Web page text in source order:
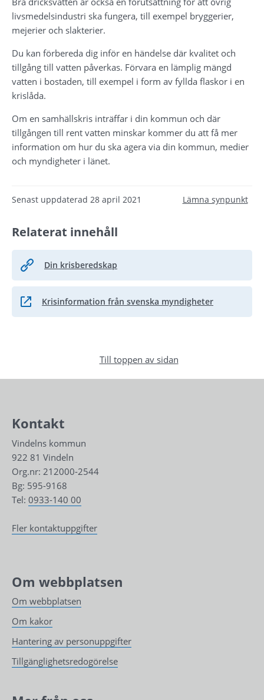
livsmedelsindustri ska fungera, till exempel bryggerier,
mejerier och slakterier.
Du kan förbereda dig inför en händelse där kvalitet och
tillgång till vatten påverkas. Förvara en lämplig mängd
vatten i bostaden, till exempel i form av fyllda flaskor i en
krislåda.
Om en samhällskris inträffar i din kommun och där
tillgången till rent vatten minskar kommer du att få mer
information om hur du ska agera via din kommun, medier
och myndigheter i länet.
Senast uppdaterad 28 april 2021 Lämna synpunkt
Relaterat innehåll
Din krisberedskap
Krisinformation från svenska myndigheter
Länk till annan webbplats, öppnas i nytt fönster.
Till toppen av sidan
Kontakt
Vindelns kommun
922 81 Vindeln
Org.nr: 212000-2544
Bg: 595-9168
Tel: 0933-140 00
Fler kontaktuppgifter
Om webbplatsen
Om webbplatsen
Om kakor
Hantering av personuppgifter
Tillgänglighetsredogörelse